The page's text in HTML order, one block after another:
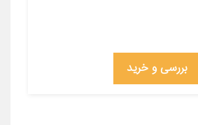
بررسی و خرید